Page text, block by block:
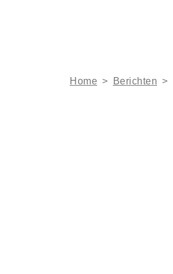
Home > Berichten >